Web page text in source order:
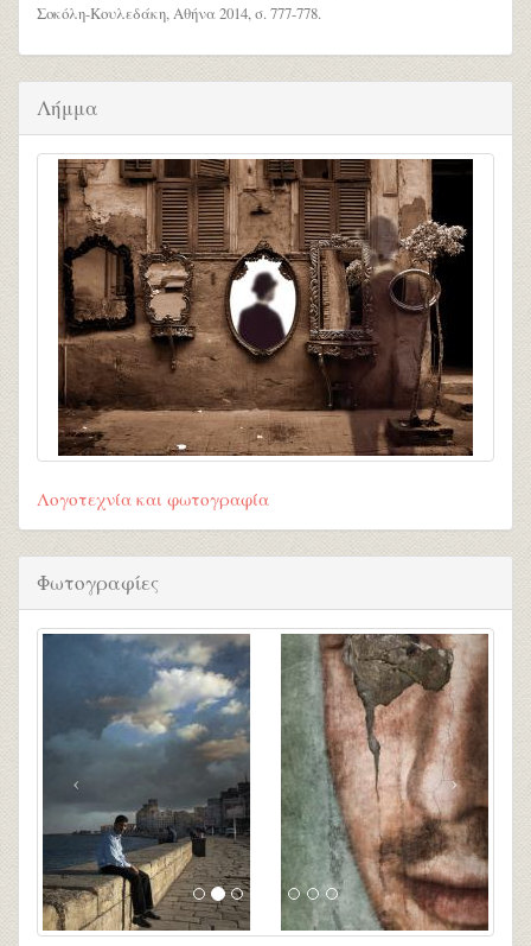
Σοκόλη-Κουλεδάκη, Αθήνα 2014, σ. 777-778.
Λήμμα
Λογοτεχνία και φωτογραφία
Φωτογραφίες